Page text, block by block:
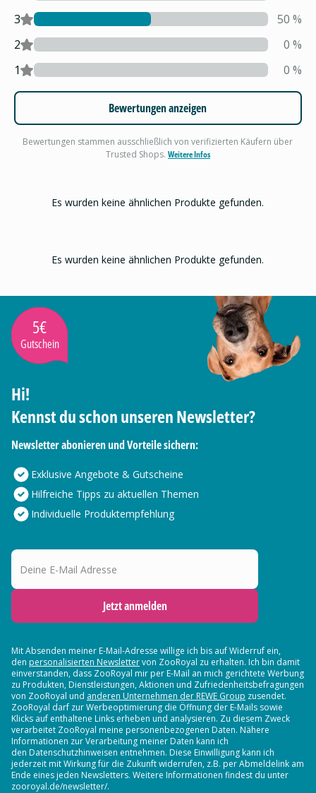
3
50 %
2
0 %
1
0 %
Bewertungen anzeigen
Bewertungen stammen ausschließlich von verifizierten Käufern über
Trusted Shops. Weitere Infos
Es wurden keine ähnlichen Produkte gefunden.
Es wurden keine ähnlichen Produkte gefunden.
5€
Gutschein
Hi!
Kennst du schon unseren Newsletter?
Newsletter abonieren und Vorteile sichern:
Exklusive Angebote & Gutscheine
Hilfreiche Tipps zu aktuellen Themen
Individuelle Produktempfehlung
Deine E-Mail Adresse
Jetzt anmelden
Mit Absenden meiner E-Mail-Adresse willige ich bis auf Widerruf ein,
den personalisierten Newslettervon ZooRoyal zu erhalten. Ich bin damit
einverstanden, dass ZooRoyal mir per E-Mail an mich gerichtete Werbung
zu Produkten, Dienstleistungen, Aktionen und Zufriedenheitsbefragungen
von ZooRoyal und anderen Unternehmen der REWE Group zusendet.
ZooRoyal darf zur Werbeoptimierung die Öffnung der E-Mails sowie
Klicks auf enthaltene Links erheben und analysieren. Zu diesem Zweck
verarbeitet ZooRoyal meine personenbezogenen Daten. Nähere
Informationen zur Verarbeitung meiner Daten kann ich
den Datenschutzhinweisen entnehmen. Diese Einwilligung kann ich
jederzeit mit Wirkung für die Zukunft widerrufen, z.B. per Abmeldelink am
Ende eines jeden Newsletters. Weitere Informationen findest du unter
zooroyal.de/newsletter/.